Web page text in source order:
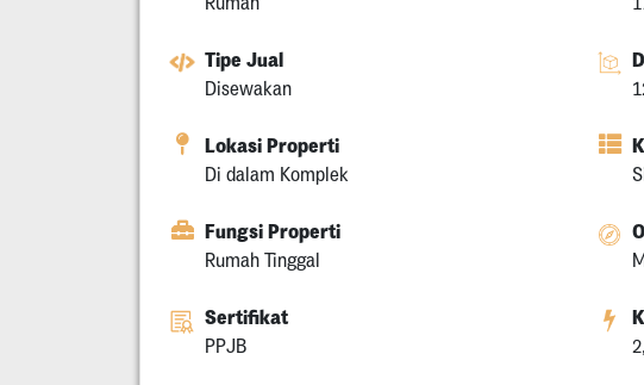
Tipe Jual
Disewakan
Lokasi Properti
Di dalam Komplek
Fungsi Properti
Rumah Tinggal
Sertifikat
PPJB